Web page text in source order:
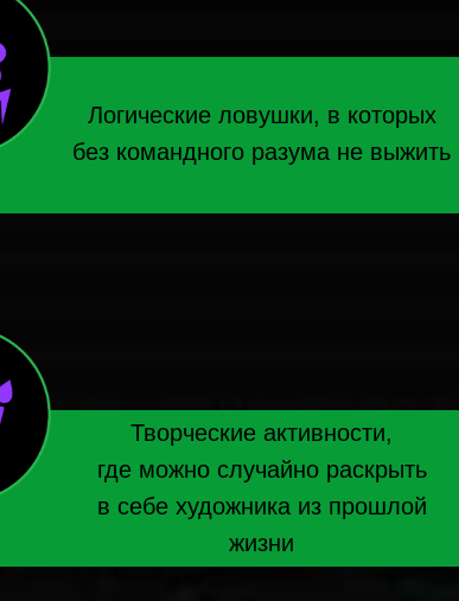
Творческие активности,
где можно случайно раскрыть
в себе художника из прошлой
жизни
Логические ловушки, в которых
без командного разума не выжить